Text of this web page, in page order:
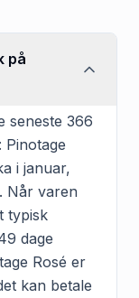
på
seneste 366
Pinotage
i januar,
Når varen
typisk
dage
Rosé er
kan betale